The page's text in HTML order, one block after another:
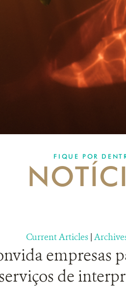
FIQUE POR
Current Articles |
empresas
de